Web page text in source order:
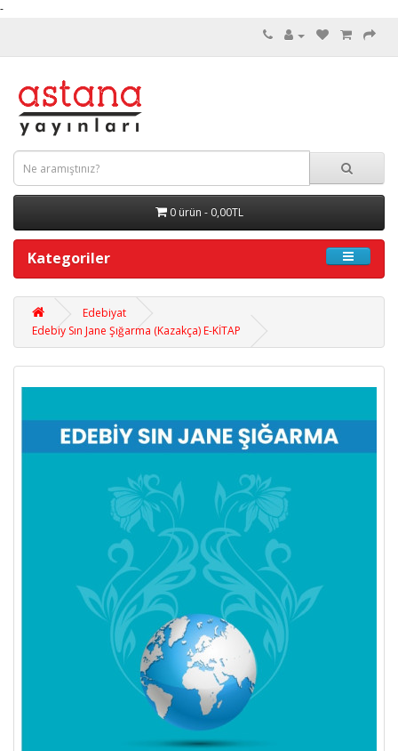
-
0 ürün - 0,00TL
Kategoriler
Edebiyat
Edebiy Sın Jane Şığarma (Kazakça) E-KİTAP